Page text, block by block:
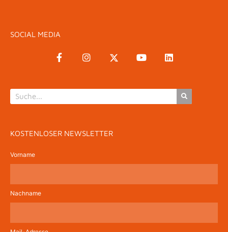
SOCIAL MEDIA
KOSTENLOSER NEWSLETTER
Vorname
Nachname